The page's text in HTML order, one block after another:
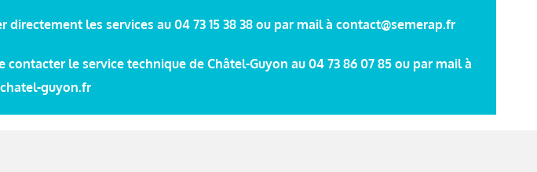
les services au 04 73 15 38 38 ou par mail à contact@semerap.fr
le service technique de Châtel-Guyon au 04 73 86 07 85 ou par mail à
guyon.fr